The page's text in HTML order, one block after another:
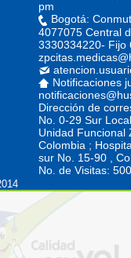
pm
Bogotá:
4077075 Central
3330334220-
Notificaciones
Dirección de
No. 0-29 Sur
Unidad Funcional
Colombia ;
sur No. 15-90 ,
No. de Visitas: